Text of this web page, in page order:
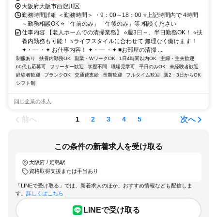
大阪府大阪市西淀川区
勤務時間詳細 ＜勤務時間＞ ・9：00～18：00 ⭐上記時間内で 4時間
～勤務相談OK ⭐「午前のみ」「午後のみ」等 相談ください
仕事内容 【老人ホームでの清掃業務】 ⭐週3日～、半日勤務OK！ ⭐扶
養内勤務も可能！ ⭐ライフスタイルに合わせて 無理なく働けます！
✦・┈ ・✦ お仕事内容！ ✦・┈ ・✦ ■お部屋の清掃 ...
制服あり 扶養内勤務OK 副業・WワークOK 1日4時間以内OK
主婦・主夫歓迎
60代も応募可
フリーター歓迎 学歴不問 職場見学可 平日のみOK
未経験者歓迎
経験者歓迎
ブランクOK 交通費支給 長期歓迎 フルタイム歓迎
週2・3日からOK
シフト制
同じ企業の求人
前へ 1 2 3 4 5 次へ
この条件の新着求人を受け取る
大阪府 / 姫島駅
資格取得支援または手当あり
「LINEで受け取る」では、新着求人のほか、おすすめ情報なども配信しま
す。 詳しくはこちら
LINEで受け取る